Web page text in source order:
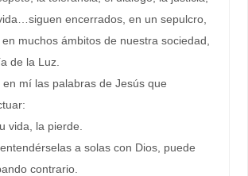
encerrados, en un sepulcro,
muchos ámbitos de nuestra sociedad,
de la Luz.
en mí las palabras de Jesús que
vida, la pierde.
a solas con Dios, puede
contrario.